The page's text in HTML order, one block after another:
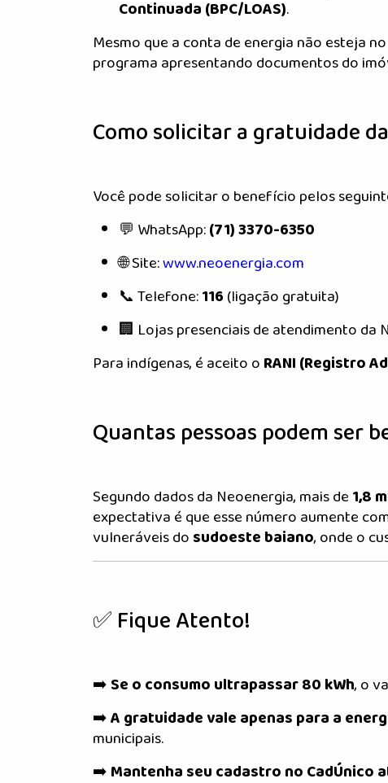
Continuada (BPC/LOAS).
Mesmo que a conta de energia não esteja
programa apresentando documentos do
Como solicitar a gratuidade
Você pode solicitar o benefício pelos
💬 WhatsApp:(71) 3370-6350
🌐 Site:www.neoenergia.com
📞 Telefone:116(ligação gratuita)
🏢 Lojas presenciais de atendimento da
Para indígenas, é aceito oRANI (Registro
Quantas pessoas podem ser
Segundo dados da Neoenergia, mais de1,8
expectativa é que esse número aumente
vulneráveis dosudoeste baiano, onde o
✅ Fique Atento!
➡️Se o consumo ultrapassar 80 kWh, o
➡️A gratuidade vale apenas para a
municipais.
➡️Mantenha seu cadastro no CadÚnico